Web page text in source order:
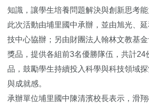
知識，讓學生培養問題解決與創新思考能
此次活動由埔里國中承辦，並由旭光、
技中心協辦；另由財團法人翰林文教基
獎品，提供各組前3名優勝隊伍，共計24
品，鼓勵學生持續投入科學與科技領域
與成就感。
承辦單位埔里國中陳清濱校長表示，滑